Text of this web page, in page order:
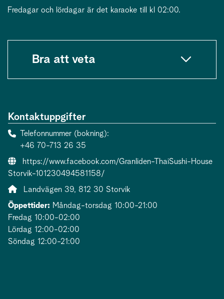
Fredagar och lördagar är det karaoke till kl 02:00.
Bra att veta
Kontaktuppgifter
Telefonnummer (bokning)
+46 70-713 26 35
Webbsida:
https://www.facebook.com/Granliden-ThaiSushi-House
Storvik-101230494581158/
Adress:
Landvägen 39, 812 30 Storvik
Öppettider: Måndag-torsdag 10:00-21:00
Fredag 10:00-02:00
Lördag 12:00-02:00
Söndag 12:00-21:00